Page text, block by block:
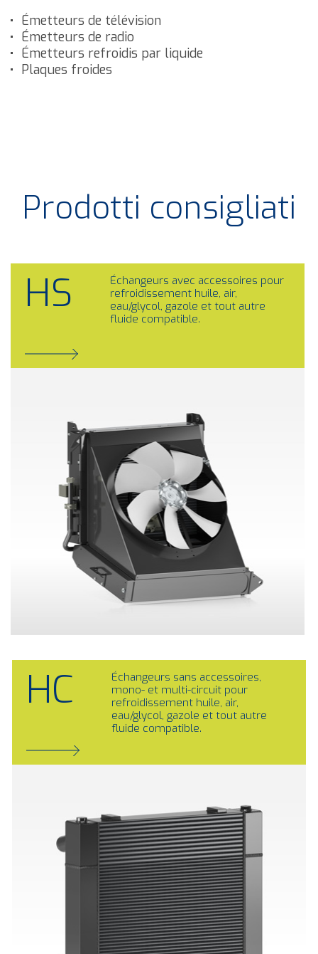
Émetteurs de télévision
Émetteurs de radio
Émetteurs refroidis par liquide
Plaques froides
Prodotti consigliati
HS
Échangeurs avec accessoires pour
refroidissement huile, air,
eau/glycol, gazole et tout autre
fluide compatible.
HC
Échangeurs sans accessoires,
mono- et multi-circuit pour
refroidissement huile, air,
eau/glycol, gazole et tout autre
fluide compatible.